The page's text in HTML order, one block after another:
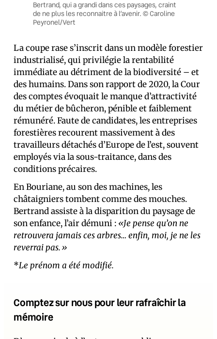
Bertrand, qui a grandi dans ces paysages, craint
de ne plus les reconnaitre à l’avenir. © Caroline
Peyronel/Vert
La coupe rase s’inscrit dans un modèle forestier
industrialisé, qui privilégie la rentabilité
immédiate au détriment de la biodiversité – et
des humains. Dans son rapport de 2020, la Cour
des comptes évoquait le manque d’attractivité
du métier de bûcheron, pénible et faiblement
rémunéré. Faute de candidat·es, les entreprises
forestières recourent massivement à des
travailleurs détachés d’Europe de l’est, souvent
employés via la sous-traitance, dans des
conditions précaires.
En Bouriane, au son des machines, les
châtaigniers tombent comme des mouches.
Bertrand assiste à la disparition du paysage de
son enfance, l’air démuni : «Je pense qu’on ne
retrouvera jamais ces arbres… enfin, moi, je ne les
reverrai pas.»
*Le prénom a été modifié.
Comptez sur nous pour leur rafraîchir la
mémoire